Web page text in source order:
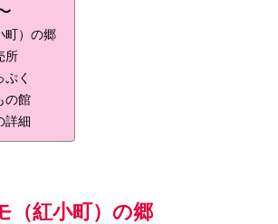
町）の郷
所
く
の館
詳細
（紅小町）の郷